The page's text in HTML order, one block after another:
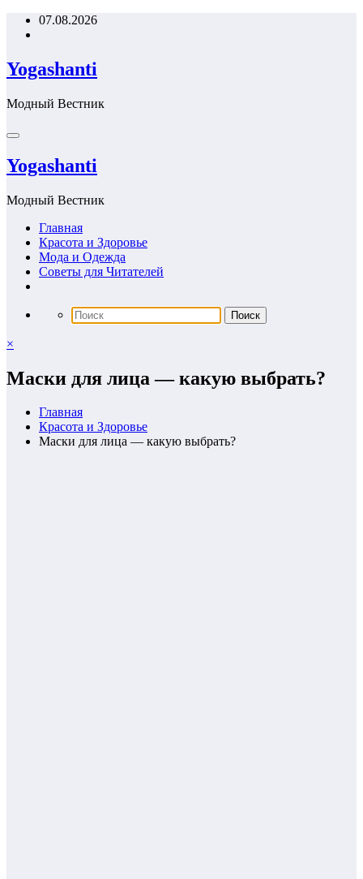
Перейти07.08.2026
Yogashanti
Модный Вестник
Yogashanti
Модный Вестник
Главная
Красота и Здоровье
Мода и Одежда
Советы для Читателей
×
Маски для лица — какую выбрать?
Главная
Красота и Здоровье
Маски для лица — какую выбрать?